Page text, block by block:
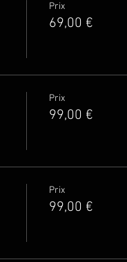
Prix
69,00 €
Prix
99,00 €
Prix
99,00 €